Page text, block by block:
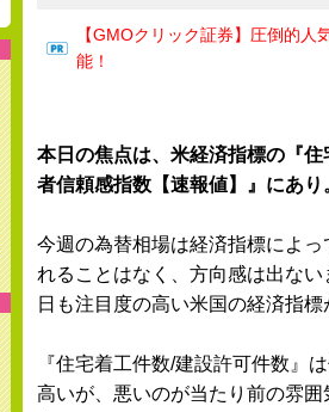
【GMOクリック証券】圧倒的
能！
本日の焦点は、米経済指標の『
者信頼感指数【速報値】』にあり
今週の為替相場は経済指標によ
れることはなく、方向感は出な
日も注目度の高い米国の経済指標
『住宅着工件数/建設許可件数』
高いが、悪いのが当たり前の雰